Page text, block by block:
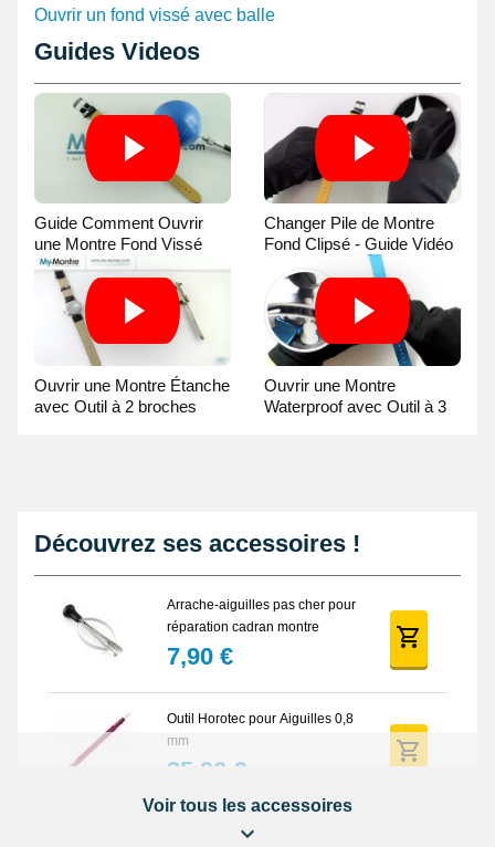
Ouvrir un fond vissé avec balle
Guides Videos
Guide Comment Ouvrir
une Montre Fond Vissé
avec une Balle
Changer Pile de Montre
Fond Clipsé - Guide Vidéo
Ouvrir une Montre Étanche
avec Outil à 2 broches
Ouvrir une Montre
Waterproof avec Outil à 3
Découvrez ses accessoires !
Arrache-aiguilles pas cher pour
réparation cadran montre
7,90 €
Outil Horotec pour Aiguilles 0,8
mm
35,90 €
Arrache Aiguille Montre
Voir tous les accessoires